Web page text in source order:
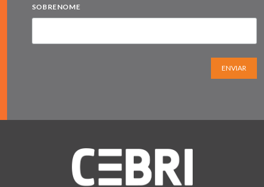
SOBRENOME
ENVIAR